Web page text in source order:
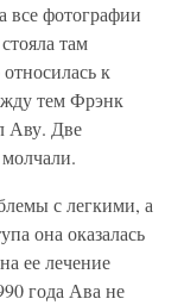
все фотографии
там
к
тем Фрэнк
Аву. Две
с легкими, а
она оказалась
ее лечение
года Ава не